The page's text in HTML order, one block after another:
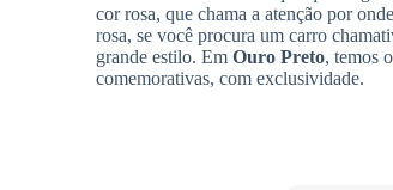
cor rosa, que chama a atenção por
rosa, se você procura um carro
grande estilo. Em Ouro Preto, temos o
comemorativas, com exclusividade.